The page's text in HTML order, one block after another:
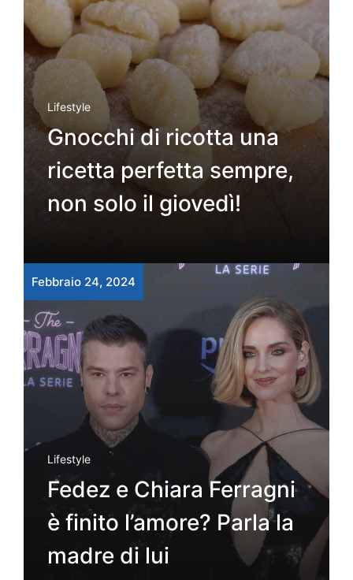
Lifestyle
Gnocchi di ricotta una
ricetta perfetta sempre,
non solo il giovedì!
Febbraio 24, 2024
Lifestyle
Fedez e Chiara Ferragni
è finito l’amore? Parla la
madre di lui